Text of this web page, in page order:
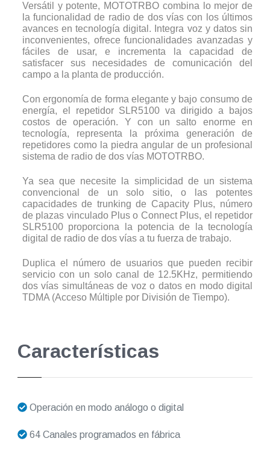
Versátil y potente, MOTOTRBO combina lo mejor de
la funcionalidad de radio de dos vías con los últimos
avances en tecnología digital. Integra voz y datos sin
inconvenientes, ofrece funcionalidades avanzadas y
fáciles de usar, e incrementa la capacidad de
satisfacer sus necesidades de comunicación del
campo a la planta de producción.
Con ergonomía de forma elegante y bajo consumo de
energía, el repetidor SLR5100 va dirigido a bajos
costos de operación. Y con un salto enorme en
tecnología, representa la próxima generación de
repetidores como la piedra angular de un profesional
sistema de radio de dos vías MOTOTRBO.
Ya sea que necesite la simplicidad de un sistema
convencional de un solo sitio, o las potentes
capacidades de trunking de Capacity Plus, número
de plazas vinculado Plus o Connect Plus, el repetidor
SLR5100 proporciona la potencia de la tecnología
digital de radio de dos vías a tu fuerza de trabajo.
Duplica el número de usuarios que pueden recibir
servicio con un solo canal de 12.5KHz, permitiendo
dos vías simultáneas de voz o datos en modo digital
TDMA (Acceso Múltiple por División de Tiempo).
Características
Operación en modo análogo o digital
64 Canales programados en fábrica